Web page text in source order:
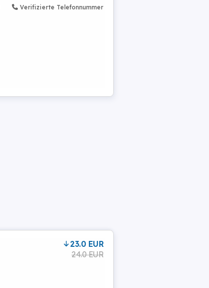
Verifizierte Telefonnummer
23.0 EUR
24.0 EUR